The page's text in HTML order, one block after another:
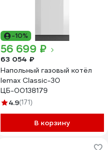
-10%
56 699 ₽
63 054 ₽
Напольный газовый котёл
lemax Classic-30
ЦБ-00138179
4.9(171)
В корзину